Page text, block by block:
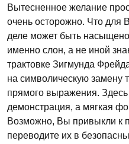
Вытесненное желание
очень осторожно. Что для
деле может быть
именно слон, а не иной
трактовке Зигмунда
на символическую замену
прямого выражения. Здесь
демонстрация, а мягкая
Возможно, Вы привыкли к
переводите их в